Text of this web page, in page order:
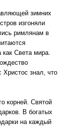
зимних
изгоняли
римлянам в
Света мира.
Христос знал, что
корней. Святой
В богатых
на каждый